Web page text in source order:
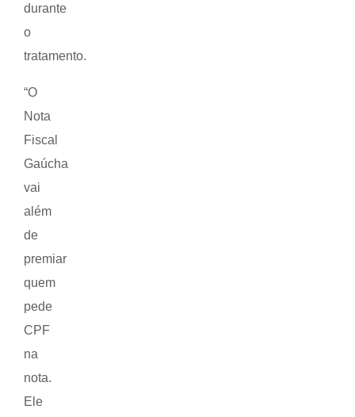
durante
o
tratamento.
“O
Nota
Fiscal
Gaúcha
vai
além
de
premiar
quem
pede
CPF
na
nota.
Ele